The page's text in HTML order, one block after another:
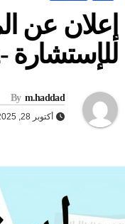
عن
-22-
By m.haddad
أكتوبر 28, 2025